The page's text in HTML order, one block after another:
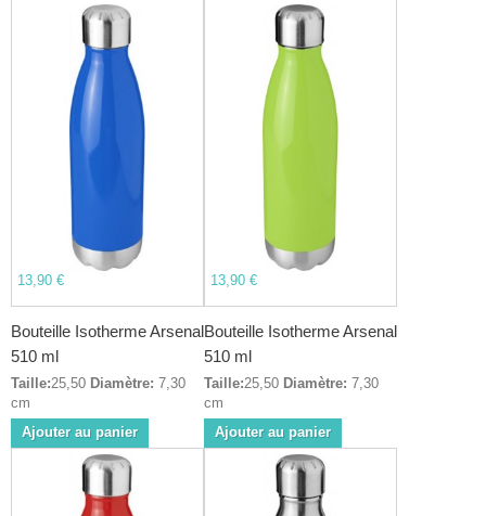
13,90 €
Bouteille Isotherme Arsenal
510 ml
Taille:25,50 Diamètre: 7,30
cm
Ajouter au panier
13,90 €
Bouteille Isotherme Arsenal
510 ml
Taille:25,50 Diamètre: 7,30
cm
Ajouter au panier